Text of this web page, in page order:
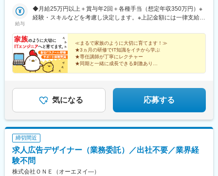
米駅、大橋駅(福岡県)、薬院駅、青森駅、盛岡駅、仙台駅、秋田
駅、山形駅、郡山駅(福島県)、水戸駅、宇都宮駅、高崎駅、新潟
駅、富山駅、金沢駅、福井駅(福井県)、甲府駅、長野駅、岐阜駅、
営)、奈良駅、和歌山駅、鳥取駅、松江駅、岡山駅、広島駅、新山
口駅、徳島駅、高松駅(香川県)、松山駅(愛媛県)、咥内駅、佐賀
駅、長崎駅(長崎県)、熊本駅、大分駅、宮崎駅、鹿児島中央駅、那
覇空港駅(鉄道)、田町駅(東京都)、新宿駅(東京メトロ)、東池袋
駅、乃木坂駅、汐留駅、溜池山王駅、桜田門駅、蓮沼駅、銀座
大崎広小路駅、東京駅、大塚駅前駅、田原町駅(東京都)、三越前
駅、半蔵門駅、泉岳寺駅、北参道駅、岩本町駅、蔵前駅、永田町
駅、北品川駅、稲荷町駅(東京都)、日比谷駅、新御茶ノ水駅、下板
橋駅、赤羽岩淵駅、後楽園駅、九品仏駅、二子新地駅、立川南
駅、布田駅、京王八王子駅、鹿島田駅、西横浜駅、新高島駅、武
蔵溝ノ口駅、馬車道駅、緑町駅、海老名駅(相鉄・小田急)、中浦和
駅、戸田駅(埼玉県)、南越谷駅、川越市駅、京成船橋駅、鬼越駅、
市川真間駅、京成千葉駅、初富駅、東葉勝田台駅、東京ディズニ
ーランド・ステーション駅、西梅田駅、東淀川駅、天王寺駅前
駅、桃谷駅、長堀橋駅、大阪難波駅、堺筋本町駅、野田阪神駅、
歩10分以内の駅チカオフィスです。※フルリモート・在宅勤務は
プロジェクトによって異なります。
給与
◆月給25万円以上＋賞与年2回＋各種手当（想定年収350万円）※
経験・スキルなどを考慮し決定します。※上記金額には一律支給の
り（期間中は月給23万円以上で、その他の待遇に変更なし）☆経
験がある方は、現職・前職給与を考慮します。☆明確な評価制度
あり。個人の頑張りに応じて評価します。【年収例】年収450万
円（経験2年入社）年収600万円（経験3年入社）年収750万円（経
験5年入社）
≪まるで家族のように大切に育てます！≫
★3ヵ月の研修でIT知識をイチから学ぶ
★専任講師が丁寧にレクチャー
★同期と一緒に成長できる刺激あり
気になる 応募する
締切間近
求人広告デザイナー（業務委託）／出社不要／業界経
験不問
株式会社ＯＮＥ（オーエヌイ―）